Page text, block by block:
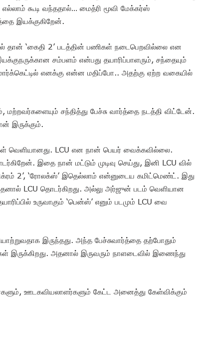
கூடி வந்ததால்… மைத்ரி மூவி மேக்கர்ஸ்
இயக்குகிறேன்.
தான் ‘கைதி 2’ படத்தின் பணிகள் நடைபெறவில்லை என
சம்பளம் என்பது தயாரிப்பாளரும், சந்தையும்
எனக்கு என்ன மதிப்போ.. அதற்கு ஏற்ற வகையில்
மற்றவர்களையும் சந்தித்து பேச்சு வார்த்தை நடத்தி விட்டேன்.
இருக்கும்.
வெளியானது. LCU என நான் பெயர் வைக்கவில்லை.
இதை நான் மட்டும் முடிவு செய்து, இனி LCU வில்
2’, ‘ரோலக்ஸ்’ இதெல்லாம் என்னுடைய கமிட்மெண்ட். இது
LCU தொடர்கிறது. அல்லு அர்ஜுன் படம் வெளியான
உருவாகும் ‘பென்ஸ்’ எனும் படமும் LCU வை
இருந்தது. அந்த பேச்சுவார்த்தை தற்போதும்
இருக்கிறது. அதனால் இருவரும் நாளடைவில் இணைந்து
ஊடகவியலாளர்களும் கேட்ட அனைத்து கேள்விக்கும்